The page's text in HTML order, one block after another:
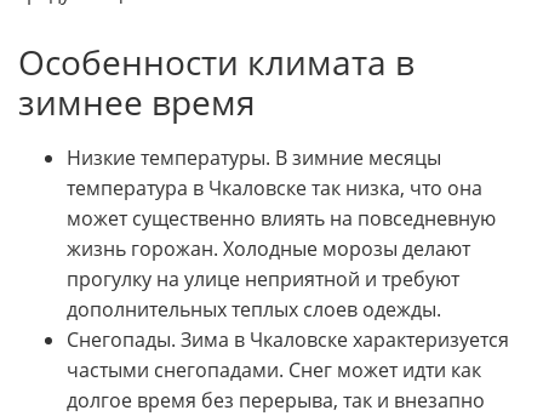
Особенности климата в
зимнее время
Низкие температуры. В зимние месяцы
температура в Чкаловске так низка, что она
может существенно влиять на повседневную
жизнь горожан. Холодные морозы делают
прогулку на улице неприятной и требуют
дополнительных теплых слоев одежды.
Снегопады. Зима в Чкаловске характеризуется
частыми снегопадами. Снег может идти как
долгое время без перерыва, так и внезапно